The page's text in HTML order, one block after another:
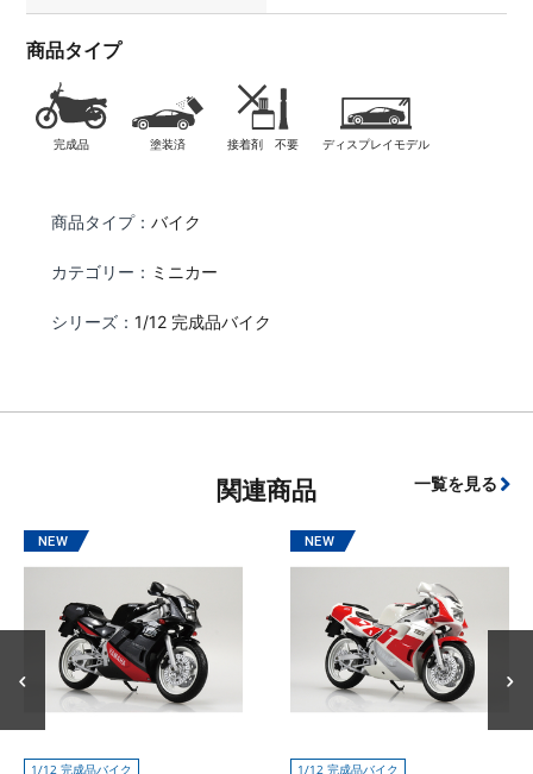
商品タイプ
完成品 塗装済 接着剤 不要 ディスプレイモデル
商品タイプ： バイク
カテゴリー： ミニカー
シリーズ： 1/12 完成品バイク
関連商品 一覧を見る
1/12 完成品バイク 1/12 完成品バイク